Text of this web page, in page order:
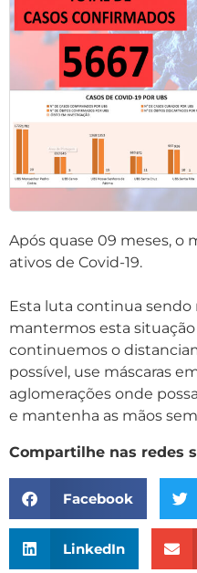
Após quase 09 meses, o
ativos de Covid-19.
Esta luta continua sendo
mantermos esta
continuemos o
possível, use máscaras
aglomerações onde
e mantenha as mãos
Compartilhe nas redes
Facebook
LinkedIn